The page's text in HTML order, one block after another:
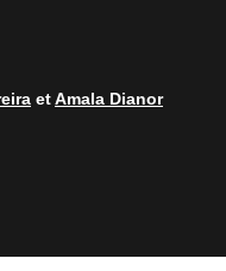
etAmala Dianor